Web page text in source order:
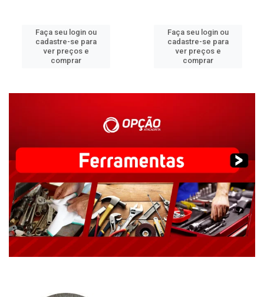
Faça seu login ou
cadastre-se para
ver preços e
comprar
Faça seu login ou
cadastre-se para
ver preços e
comprar